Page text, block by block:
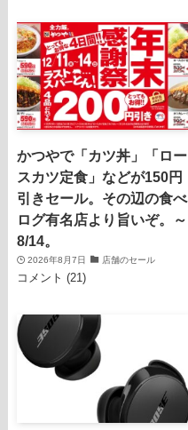
かつやで「カツ丼」「ロー
スカツ定食」などが150円
引きセール。その辺の食べ
ログ有名店より旨いぞ。～
8/14。
2026年8月7日 店舗のセール
コメント (21)